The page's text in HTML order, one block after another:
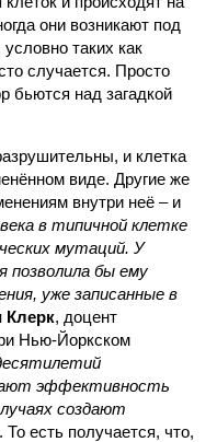
они возникают под
таких как
случается. Просто
бьются над загадкой
и клетка
виде. Другие же
внутри неё – и
в типичной клетке
мутаций. У
позволила бы ему
уже записанные в
Клерк, доцент
Нью-Йоркском
эффективность
создают
. То есть получается, что,